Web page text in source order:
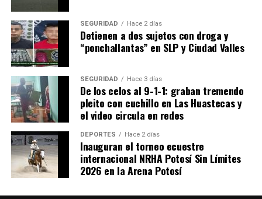
SEGURIDAD Hace 2 días
Detienen a dos sujetos con droga y
“ponchallantas” en SLP y Ciudad Valles
SEGURIDAD Hace 3 días
De los celos al 9-1-1: graban tremendo
pleito con cuchillo en Las Huastecas y
el video circula en redes
DEPORTES Hace 2 días
Inauguran el torneo ecuestre
internacional NRHA Potosí Sin Límites
2026 en la Arena Potosí